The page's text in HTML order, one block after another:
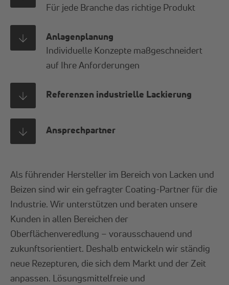
Für jede Branche das richtige Produkt
Anlagenplanung
Individuelle Konzepte maßgeschneidert
auf Ihre Anforderungen
Referenzen industrielle Lackierung
Ansprechpartner
Als führender Hersteller im Bereich von Lacken und
Beizen sind wir ein gefragter Coating-Partner für die
Industrie. Wir unterstützen und beraten unsere
Kunden in allen Bereichen der
Oberflächenveredlung – vorausschauend und
zukunftsorientiert. Deshalb entwickeln wir ständig
neue Rezepturen, die sich dem Markt und der Zeit
anpassen. Lösungsmittelfreie und